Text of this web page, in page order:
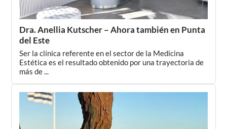
Dra. Anellia Kutscher – Ahora también en Punta
del Este
Ser la clínica referente en el sector de la Medicina
Estética es el resultado obtenido por una trayectoria de
más de ...